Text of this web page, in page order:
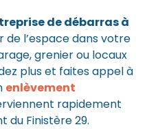
de débarras à
de l’espace dans votre
grenier ou locaux
plus et faites appel à
enlèvement
rapidement
du Finistère 29.